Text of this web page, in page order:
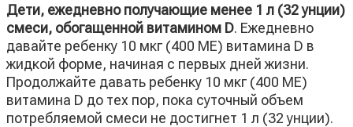
Дети, ежедневно получающие менее 1 л (32 унции)
смеси, обогащенной витамином D. Ежедневно
давайте ребенку 10 мкг (400 МЕ) витамина D в
жидкой форме, начиная с первых дней жизни.
Продолжайте давать ребенку 10 мкг (400 МЕ)
витамина D до тех пор, пока суточный объем
потребляемой смеси не достигнет 1 л (32 унции).